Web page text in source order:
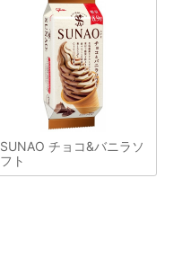
SUNAO チョコ&バニラソ
フト